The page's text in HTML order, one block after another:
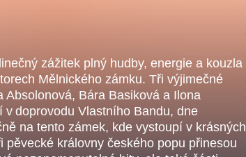
zážitek plný hudby, energie a kouzla
Mělnického zámku. Tři výjimečné
Absolonová, Bára Basiková a Ilona
v doprovodu Vlastního Bandu, dne
na tento zámek, kde vystoupí v krásných
pěvecké královny českého popu přinesou
s.r.o.
hledají